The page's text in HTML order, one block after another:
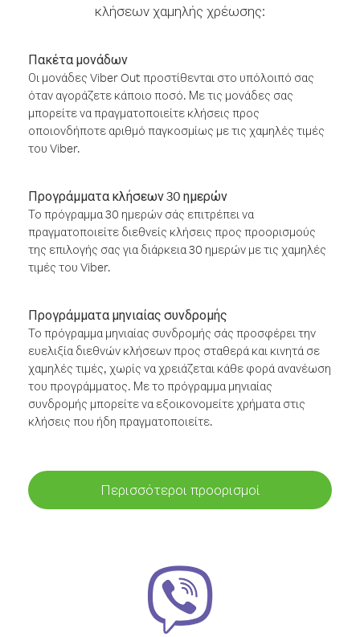
κλήσεων χαμηλής χρέωσης:
Πακέτα μονάδων
Οι μονάδες Viber Out προστίθενται στο υπόλοιπό σας
όταν αγοράζετε κάποιο ποσό. Με τις μονάδες σας
μπορείτε να πραγματοποιείτε κλήσεις προς
οποιονδήποτε αριθμό παγκοσμίως με τις χαμηλές τιμές
του Viber.
Προγράμματα κλήσεων 30 ημερών
Το πρόγραμμα 30 ημερών σάς επιτρέπει να
πραγματοποιείτε διεθνείς κλήσεις προς προορισμούς
της επιλογής σας για διάρκεια 30 ημερών με τις χαμηλές
τιμές του Viber.
Προγράμματα μηνιαίας συνδρομής
Το πρόγραμμα μηνιαίας συνδρομής σάς προσφέρει την
ευελιξία διεθνών κλήσεων προς σταθερά και κινητά σε
χαμηλές τιμές, χωρίς να χρειάζεται κάθε φορά ανανέωση
του προγράμματος. Με το πρόγραμμα μηνιαίας
συνδρομής μπορείτε να εξοικονομείτε χρήματα στις
κλήσεις που ήδη πραγματοποιείτε.
Περισσότεροι προορισμοί